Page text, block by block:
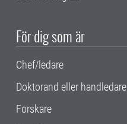
För dig som är
Chef/ledare
Doktorand eller handledare
Forskare